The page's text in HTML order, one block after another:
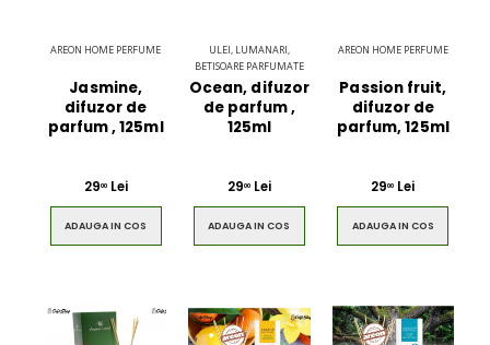
AREON HOME PERFUME
Jasmine,
difuzor de
parfum , 125ml
2900Lei
ADAUGA IN COS
ULEI, LUMANARI,
BETISOARE PARFUMATE
Ocean, difuzor
de parfum ,
125ml
2900Lei
ADAUGA IN COS
AREON HOME PERFUME
Passion fruit,
difuzor de
parfum, 125ml
2900 Lei
ADAUGA IN COS